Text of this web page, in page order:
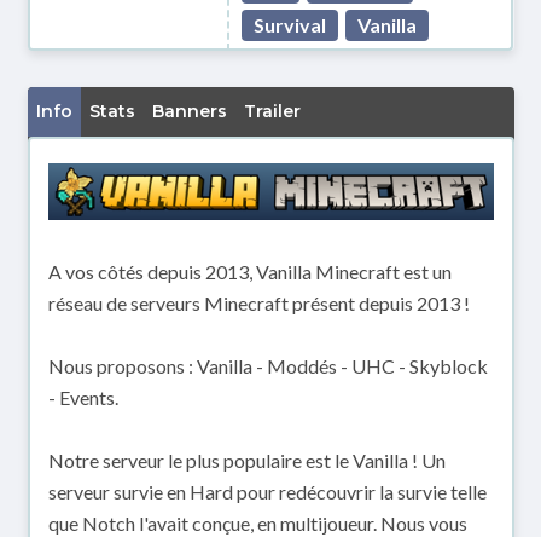
Survival
Vanilla
Info Stats Banners Trailer
A vos côtés depuis 2013, Vanilla Minecraft est un
réseau de serveurs Minecraft présent depuis 2013 !
Nous proposons : Vanilla - Moddés - UHC - Skyblock
- Events.
Notre serveur le plus populaire est le Vanilla ! Un
serveur survie en Hard pour redécouvrir la survie telle
que Notch l'avait conçue, en multijoueur. Nous vous